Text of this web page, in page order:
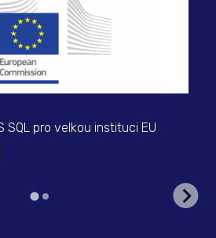
SQL pro velkou instituci EU